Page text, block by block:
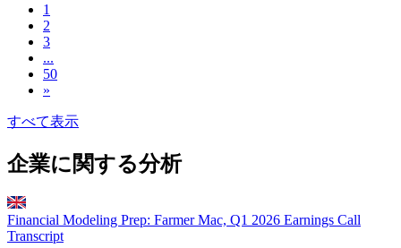
1
2
3
...
50
»
すべて表示
企業に関する分析
Financial Modeling Prep: Farmer Mac, Q1 2026 Earnings Call
Transcript